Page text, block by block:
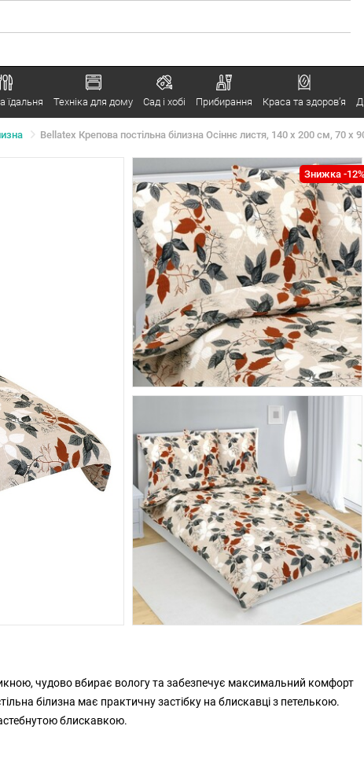
їдальня Техніка для дому Сад і хобі Прибирання Краса та здоров’я
Bellatex Крепова постільна білизна Осіннє листя, 140 x 200 см, 70 x
Знижка -12%
чудово вбирає вологу та забезпечує максимальний комфорт
білизна має практичну застібку на блискавці з петелькою.
блискавкою.